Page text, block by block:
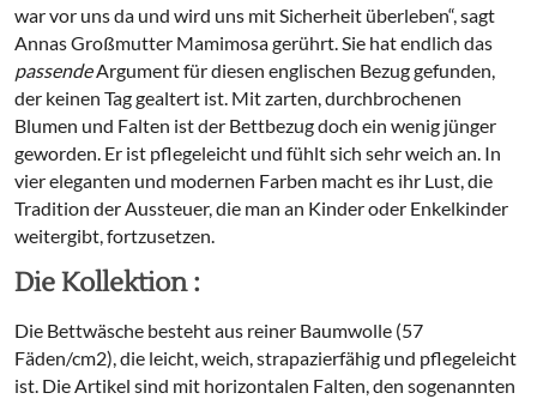
war vor uns da und wird uns mit Sicherheit überleben“, sagt
Annas Großmutter Mamimosa gerührt. Sie hat endlich das
passendeArgument für diesen englischen Bezug gefunden,
der keinen Tag gealtert ist. Mit zarten, durchbrochenen
Blumen und Falten ist der Bettbezug doch ein wenig jünger
geworden. Er ist pflegeleicht und fühlt sich sehr weich an. In
vier eleganten und modernen Farben macht es ihr Lust, die
Tradition der Aussteuer, die man an Kinder oder Enkelkinder
weitergibt, fortzusetzen.
Die Kollektion :
Die Bettwäsche besteht aus reiner Baumwolle (57
Fäden/cm2), die leicht, weich, strapazierfähig und pflegeleicht
ist. Die Artikel sind mit horizontalen Falten, den sogenannten